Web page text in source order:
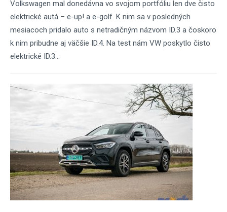
Volkswagen mal donedávna vo svojom portfóliu len dve čisto
elektrické autá – e-up! a e-golf. K nim sa v posledných
mesiacoch pridalo auto s netradičným názvom ID.3 a čoskoro
k nim pribudne aj väčšie ID.4. Na test nám VW poskytlo čisto
elektrické ID.3...